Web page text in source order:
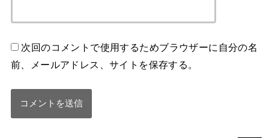
次回のコメントで使用するためブラウザーに自分の名
前、メールアドレス、サイトを保存する。